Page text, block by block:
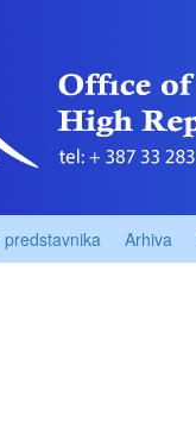
Arhiva